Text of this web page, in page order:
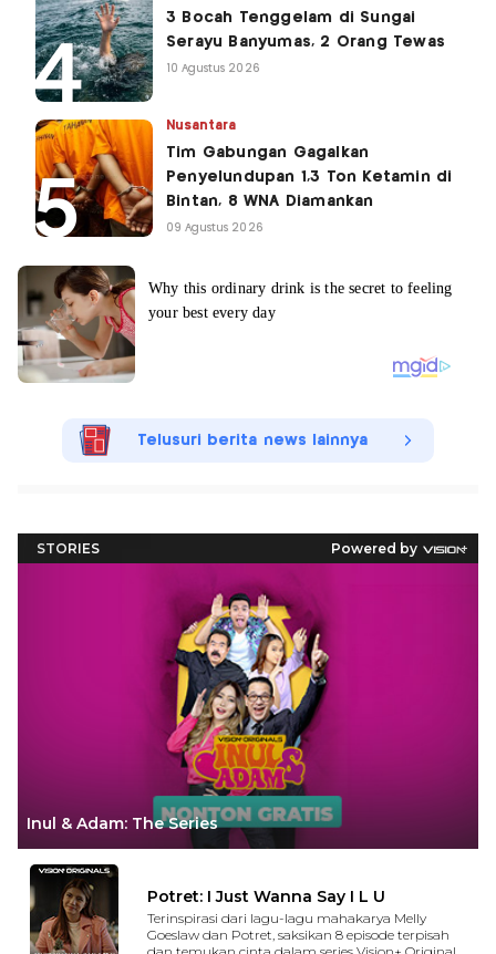
3 Bocah Tenggelam di Sungai
Serayu Banyumas, 2 Orang Tewas
10 Agustus 2026
Nusantara
Tim Gabungan Gagalkan
Penyelundupan 1,3 Ton Ketamin di
Bintan, 8 WNA Diamankan
09 Agustus 2026
Telusuri berita news lainnya